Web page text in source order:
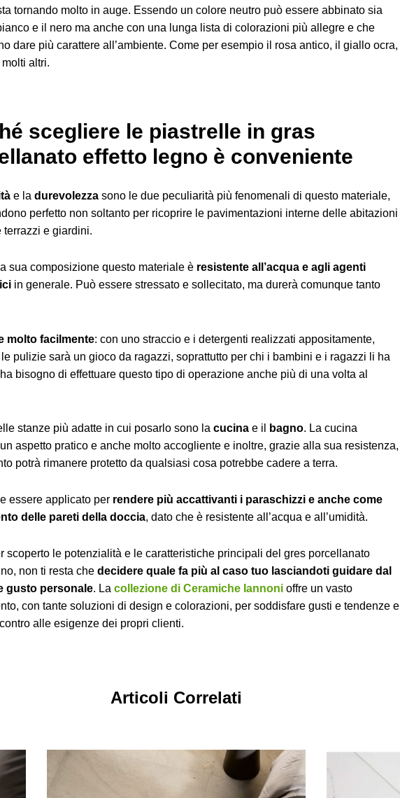
tornando molto in auge. Essendo un colore neutro può essere abbinato sia
e il nero ma anche con una lunga lista di colorazioni più allegre e che
dare più carattere all’ambiente. Come per esempio il rosa antico, il giallo ocra,
altri.
scegliere le piastrelle in gras
effetto legno è conveniente
e la durevolezza sono le due peculiarità più fenomenali di questo materiale,
perfetto non soltanto per ricoprire le pavimentazioni interne delle abitazioni
terrazzi e giardini.
sua composizione questo materiale è resistente all’acqua e agli agenti
in generale. Può essere stressato e sollecitato, ma durerà comunque tanto
molto facilmente: con uno straccio e i detergenti realizzati appositamente,
pulizie sarà un gioco da ragazzi, soprattutto per chi i bambini e i ragazzi li ha
bisogno di effettuare questo tipo di operazione anche più di una volta al
stanze più adatte in cui posarlo sono la cucina e il bagno. La cucina
aspetto pratico e anche molto accogliente e inoltre, grazie alla sua resistenza,
potrà rimanere protetto da qualsiasi cosa potrebbe cadere a terra.
essere applicato per rendere più accattivanti i paraschizzi e anche come
delle pareti della doccia, dato che è resistente all’acqua e all’umidità.
scoperto le potenzialità e le caratteristiche principali del gres porcellanato
non ti resta che decidere quale fa più al caso tuo lasciandoti guidare dal
gusto personale. La collezione di Ceramiche Iannoni offre un vasto
con tante soluzioni di design e colorazioni, per soddisfare gusti e tendenze e
alle esigenze dei propri clienti.
Articoli Correlati